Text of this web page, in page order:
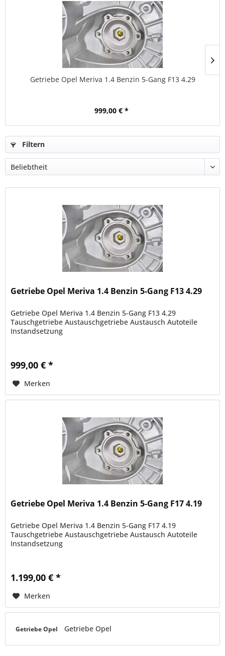
Getriebe Opel Meriva 1.4 Benzin 5-Gang F13 4.29
999,00 € *
Filtern
Getriebe Opel Meriva 1.4 Benzin 5-Gang F13 4.29
Getriebe Opel Meriva 1.4 Benzin 5-Gang F13 4.29
Tauschgetriebe Austauschgetriebe Austausch Autoteile
Instandsetzung
999,00 € *
Merken
Getriebe Opel Meriva 1.4 Benzin 5-Gang F17 4.19
Getriebe Opel Meriva 1.4 Benzin 5-Gang F17 4.19
Tauschgetriebe Austauschgetriebe Austausch Autoteile
Instandsetzung
1.199,00 € *
Merken
Getriebe Opel Getriebe Opel